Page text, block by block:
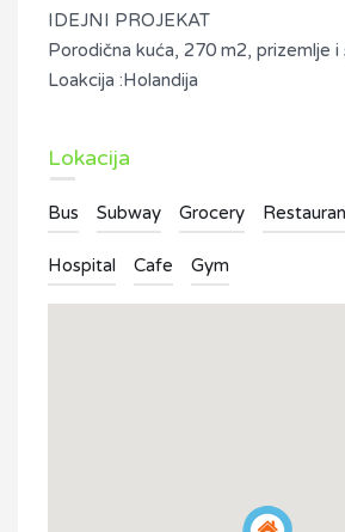
IDEJNI PROJEKAT
Porodična kuća, 270 m2, prizemlje i
Loakcija :Holandija
Lokacija
Bus Subway Grocery
Hospital Cafe Gym